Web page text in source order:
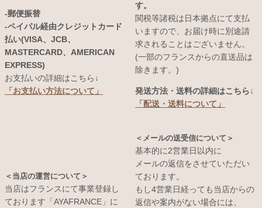
-郵便振替
-ペイパル経由クレジットカード
払い(VISA、JCB、
MASTERCARD、AMERICAN
EXPRESS)
お支払いの詳細はこちら↓
「お支払い方法について」
＜当店の運営について＞
当店はフランスにて事業登録し
ております「AYAFRANCE」に
す。
関税等諸税は日本拠点にて支払
いますので、お届け時に別途請
求されることはございません。
(一部のフランスからの直送品は
除きます。)
発送方法・送料の詳細はこちら↓
「配送・送料について」
＜メールの送受信について＞
基本的に2営業日以内に
メールの返信をさせていただい
ております。
もし4営業日経っても当店からの
返信や案内がない場合には、